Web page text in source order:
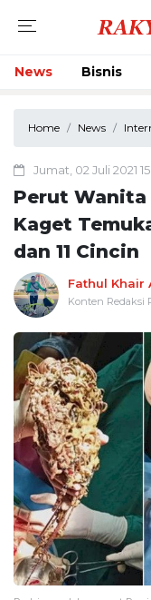
News Bisnis
Home News
Jumat, 02 Juli 2021
Perut
Kaget
dan 11 Cincin
Fathul Khair
Konten Redaksi